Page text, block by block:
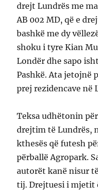
drejt Lundrës me
AB 002 MD, që e
bashkë me dy
shoku i tyre Kian
Londër dhe sapo
Pashkë. Ata
prej rezidencave në
Teksa udhëtonin
drejtim të Lundrës,
kthesës që futesh
përballë Agropark.
autorët kanë nisur
tij. Drejtuesi i mjetit